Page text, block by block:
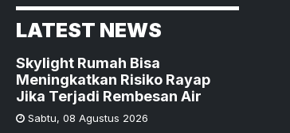
LATEST NEWS
Skylight Rumah Bisa
Meningkatkan Risiko Rayap
Jika Terjadi Rembesan Air
Sabtu, 08 Agustus 2026